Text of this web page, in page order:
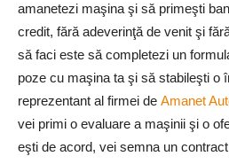
amanetezi maşina şi să primeşti
credit, fără adeverinţă de venit şi
să faci este să completezi un
poze cu maşina ta şi să stabileşti o
reprezentant al firmei de Amanet
vei primi o evaluare a maşinii şi o
eşti de acord, vei semna un